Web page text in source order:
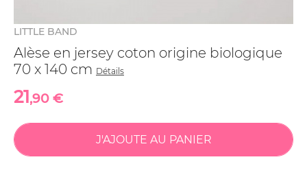
LITTLE BAND
Alèse en jersey coton origine biologique
70 x 140 cm Détails
21,90 €